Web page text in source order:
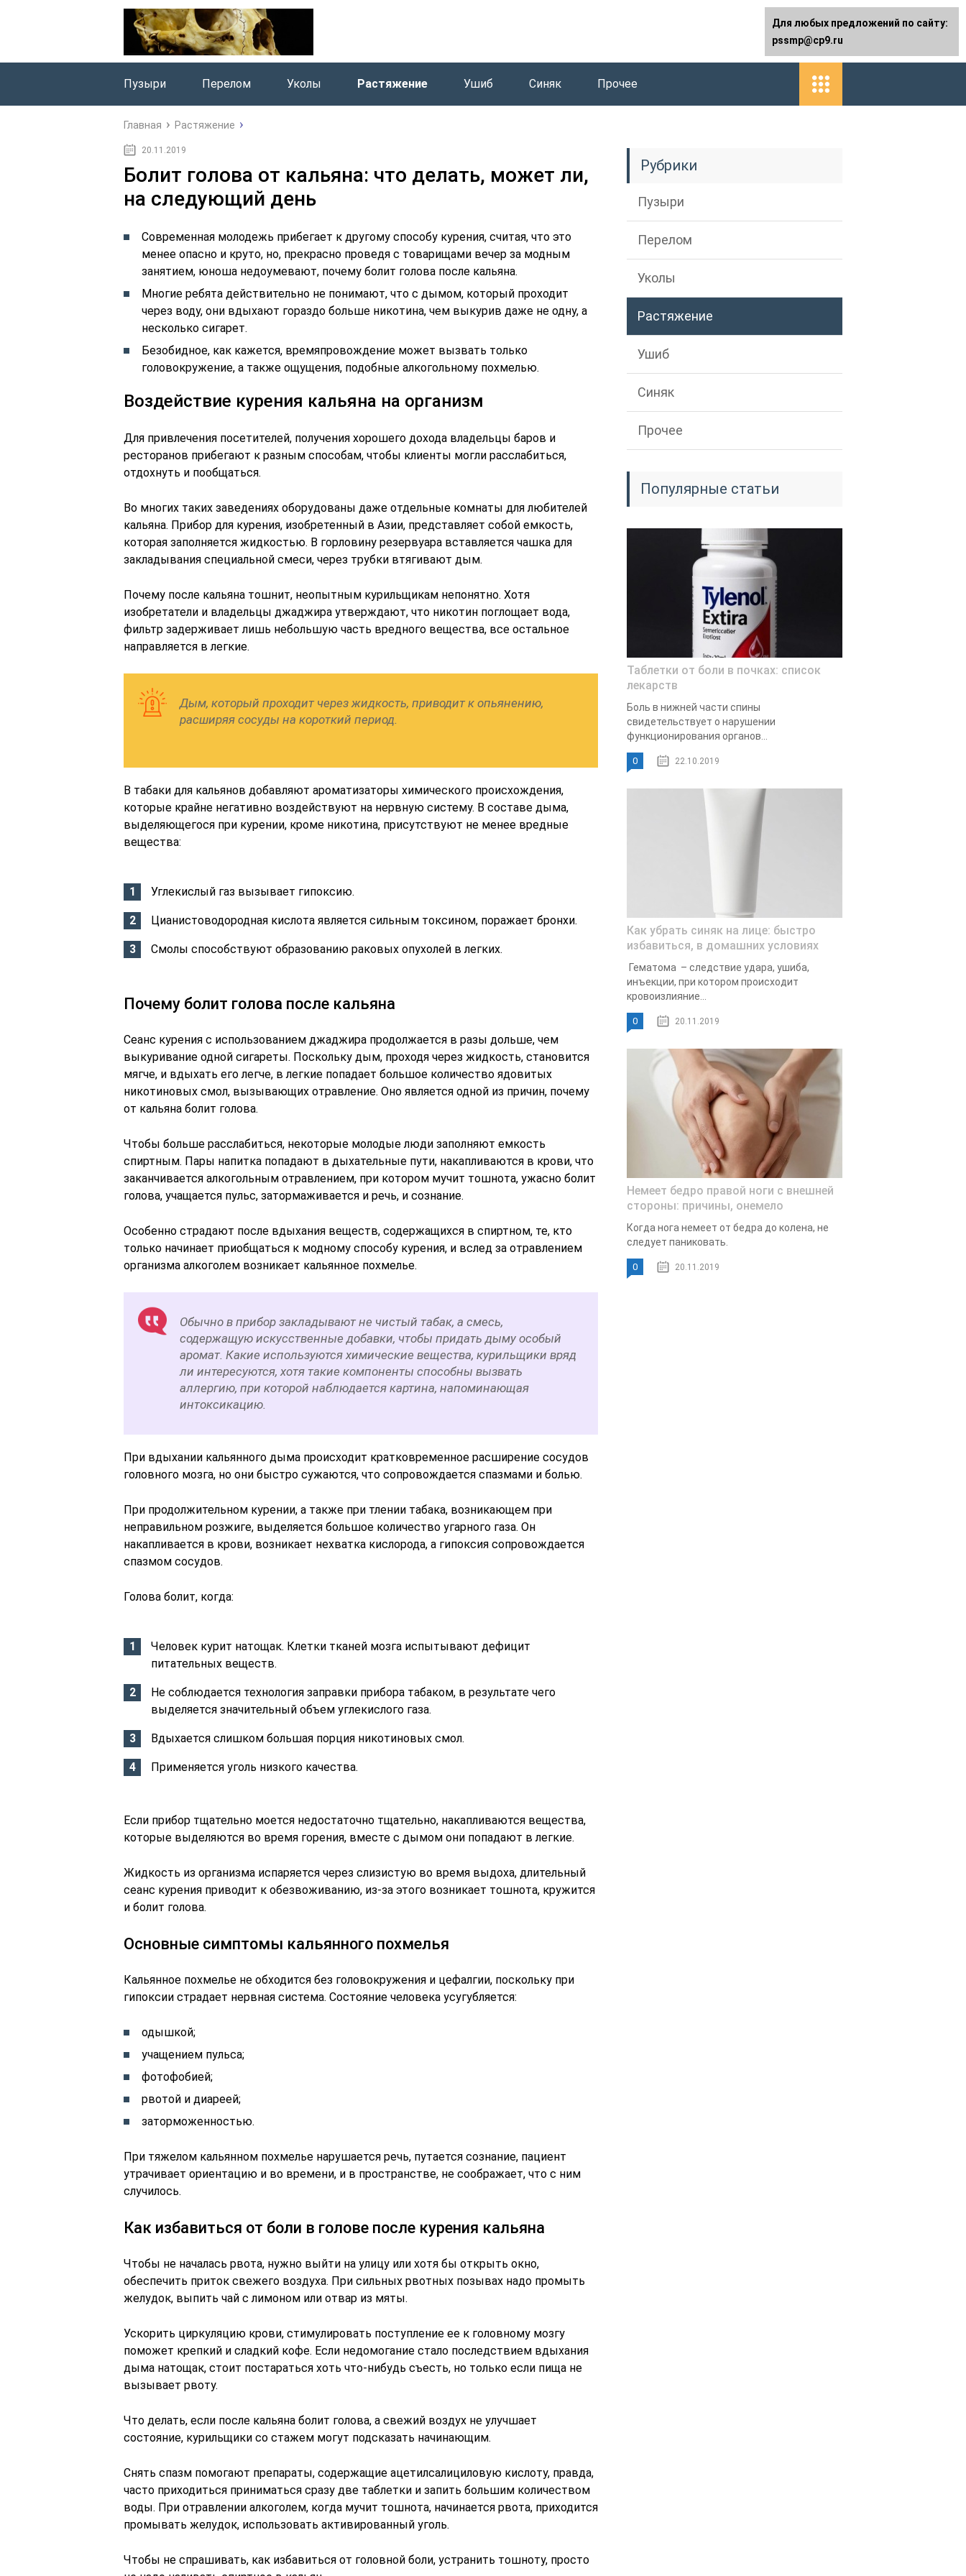
Пузыри Перелом Уколы Растяжение Ушиб Синяк Прочее
Главная Растяжение
20.11.2019
Болит голова от кальяна: что делать, может ли,
на следующий день
Современная молодежь прибегает к другому способу курения, считая, что это
менее опасно и круто, но, прекрасно проведя с товарищами вечер за модным
занятием, юноша недоумевают, почему болит голова после кальяна.
Многие ребята действительно не понимают, что с дымом, который проходит
через воду, они вдыхают гораздо больше никотина, чем выкурив даже не одну, а
несколько сигарет.
Безобидное, как кажется, времяпровождение может вызвать только
головокружение, а также ощущения, подобные алкогольному похмелью.
Воздействие курения кальяна на организм
Для привлечения посетителей, получения хорошего дохода владельцы баров и
ресторанов прибегают к разным способам, чтобы клиенты могли расслабиться,
отдохнуть и пообщаться.
Во многих таких заведениях оборудованы даже отдельные комнаты для любителей
кальяна. Прибор для курения, изобретенный в Азии, представляет собой емкость,
которая заполняется жидкостью. В горловину резервуара вставляется чашка для
закладывания специальной смеси, через трубки втягивают дым.
Почему после кальяна тошнит, неопытным курильщикам непонятно. Хотя
изобретатели и владельцы джаджира утверждают, что никотин поглощает вода,
фильтр задерживает лишь небольшую часть вредного вещества, все остальное
направляется в легкие.
Дым, который проходит через жидкость, приводит к опьянению,
расширяя сосуды на короткий период.
В табаки для кальянов добавляют ароматизаторы химического происхождения,
которые крайне негативно воздействуют на нервную систему. В составе дыма,
выделяющегося при курении, кроме никотина, присутствуют не менее вредные
вещества:
Углекислый газ вызывает гипоксию.
Цианистоводородная кислота является сильным токсином, поражает бронхи.
Смолы способствуют образованию раковых опухолей в легких.
Почему болит голова после кальяна
Сеанс курения с использованием джаджира продолжается в разы дольше, чем
выкуривание одной сигареты. Поскольку дым, проходя через жидкость, становится
мягче, и вдыхать его легче, в легкие попадает большое количество ядовитых
никотиновых смол, вызывающих отравление. Оно является одной из причин, почему
от кальяна болит голова.
Чтобы больше расслабиться, некоторые молодые люди заполняют емкость
спиртным. Пары напитка попадают в дыхательные пути, накапливаются в крови, что
заканчивается алкогольным отравлением, при котором мучит тошнота, ужасно болит
голова, учащается пульс, затормаживается и речь, и сознание.
Особенно страдают после вдыхания веществ, содержащихся в спиртном, те, кто
только начинает приобщаться к модному способу курения, и вслед за отравлением
организма алкоголем возникает кальянное похмелье.
Обычно в прибор закладывают не чистый табак, а смесь,
содержащую искусственные добавки, чтобы придать дыму особый
аромат. Какие используются химические вещества, курильщики вряд
ли интересуются, хотя такие компоненты способны вызвать
аллергию, при которой наблюдается картина, напоминающая
интоксикацию.
При вдыхании кальянного дыма происходит кратковременное расширение сосудов
головного мозга, но они быстро сужаются, что сопровождается спазмами и болью.
При продолжительном курении, а также при тлении табака, возникающем при
неправильном розжиге, выделяется большое количество угарного газа. Он
накапливается в крови, возникает нехватка кислорода, а гипоксия сопровождается
спазмом сосудов.
Голова болит, когда:
Человек курит натощак. Клетки тканей мозга испытывают дефицит
питательных веществ.
Не соблюдается технология заправки прибора табаком, в результате чего
выделяется значительный объем углекислого газа.
Вдыхается слишком большая порция никотиновых смол.
Применяется уголь низкого качества.
Если прибор тщательно моется недостаточно тщательно, накапливаются вещества,
которые выделяются во время горения, вместе с дымом они попадают в легкие.
Жидкость из организма испаряется через слизистую во время выдоха, длительный
сеанс курения приводит к обезвоживанию, из-за этого возникает тошнота, кружится
и болит голова.
Основные симптомы кальянного похмелья
Кальянное похмелье не обходится без головокружения и цефалгии, поскольку при
гипоксии страдает нервная система. Состояние человека усугубляется:
одышкой;
учащением пульса;
фотофобией;
рвотой и диареей;
заторможенностью.
При тяжелом кальянном похмелье нарушается речь, путается сознание, пациент
утрачивает ориентацию и во времени, и в пространстве, не соображает, что с ним
случилось.
Как избавиться от боли в голове после курения кальяна
Чтобы не началась рвота, нужно выйти на улицу или хотя бы открыть окно,
обеспечить приток свежего воздуха. При сильных рвотных позывах надо промыть
желудок, выпить чай с лимоном или отвар из мяты.
Ускорить циркуляцию крови, стимулировать поступление ее к головному мозгу
поможет крепкий и сладкий кофе. Если недомогание стало последствием вдыхания
дыма натощак, стоит постараться хоть что-нибудь съесть, но только если пища не
вызывает рвоту.
Что делать, если после кальяна болит голова, а свежий воздух не улучшает
состояние, курильщики со стажем могут подсказать начинающим.
Снять спазм помогают препараты, содержащие ацетилсалициловую кислоту, правда,
часто приходиться приниматься сразу две таблетки и запить большим количеством
воды. При отравлении алкоголем, когда мучит тошнота, начинается рвота, приходится
промывать желудок, использовать активированный уголь.
Чтобы не спрашивать, как избавиться от головной боли, устранить тошноту, просто
Рубрики
Пузыри
Перелом
Уколы
Растяжение
Ушиб
Синяк
Прочее
Популярные статьи
Таблетки от боли в почках: список
лекарств
Боль в нижней части спины
свидетельствует о нарушении
функционирования органов...
0 22.10.2019
Как убрать синяк на лице: быстро
избавиться, в домашних условиях
Гематома – следствие удара, ушиба,
инъекции, при котором происходит
кровоизлияние...
0 20.11.2019
Немеет бедро правой ноги с внешней
стороны: причины, онемело
Когда нога немеет от бедра до колена, не
следует паниковать.
0 20.11.2019
Для любых предложений по сайту:
pssmp@cp9.ru